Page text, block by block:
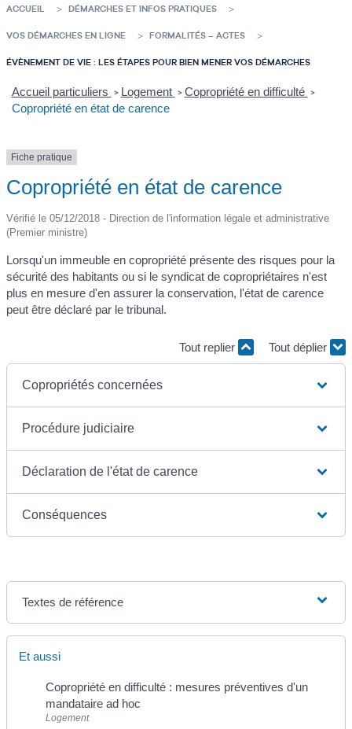
ACCUEIL DÉMARCHES ET INFOS PRATIQUES
VOS DÉMARCHES EN LIGNE FORMALITÉS – ACTES
ÉVÈNEMENT DE VIE : LES ÉTAPES POUR BIEN MENER VOS DÉMARCHES
Accueil particuliers > Logement > Copropriété en difficulté >
Copropriété en état de carence
Fiche pratique
Copropriété en état de carence
Vérifié le 05/12/2018 - Direction de l'information légale et administrative
(Premier ministre)
Lorsqu'un immeuble en copropriété présente des risques pour la
sécurité des habitants ou si le syndicat de copropriétaires n'est
plus en mesure d'en assurer la conservation, l'état de carence
peut être déclaré par le tribunal.
Tout replier Tout déplier
Copropriétés concernées
Procédure judiciaire
Déclaration de l'état de carence
Conséquences
Textes de référence
Et aussi
Copropriété en difficulté : mesures préventives d'un
mandataire ad hoc
Logement